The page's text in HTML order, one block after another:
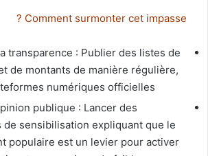
Comment surmonter cet impasse ?
transparence : Publier des listes de
de montants de manière régulière,
numériques officielles.
publique : Lancer des
de sensibilisation expliquant que le
populaire est un levier pour activer